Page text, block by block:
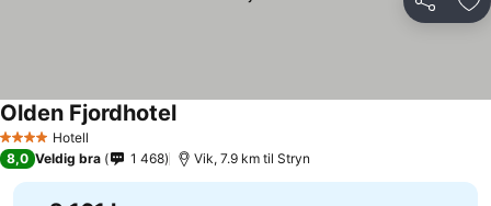
Del
4 StjernerHotell
Olden FjordhotelSe priser
8,0 Veldig bra 1 468 Vik, 7.9 km til Stryn